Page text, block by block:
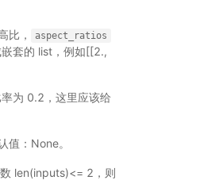
比， aspect_ratios
套的 list，例如[[2.,
为 0.2，这里应该给
值：None。
len(inputs)<= 2，则